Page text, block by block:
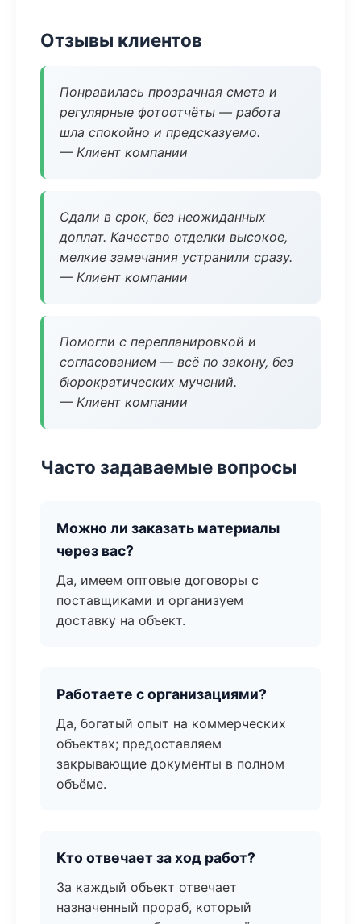
Отзывы клиентов
Понравилась прозрачная смета и
регулярные фотоотчёты — работа
шла спокойно и предсказуемо.
— Клиент компании
Сдали в срок, без неожиданных
доплат. Качество отделки высокое,
мелкие замечания устранили сразу.
— Клиент компании
Помогли с перепланировкой и
согласованием — всё по закону, без
бюрократических мучений.
— Клиент компании
Часто задаваемые вопросы
Можно ли заказать материалы
через вас?
Да, имеем оптовые договоры с
поставщиками и организуем
доставку на объект.
Работаете с организациями?
Да, богатый опыт на коммерческих
объектах; предоставляем
закрывающие документы в полном
объёме.
Кто отвечает за ход работ?
За каждый объект отвечает
назначенный прораб, который